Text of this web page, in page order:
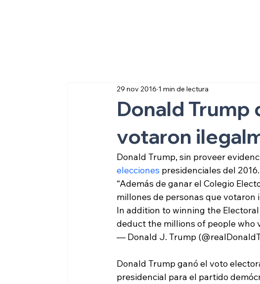
Donald Trump
votaron
29 nov 2016 1 min de lectura
Donald Trump, sin proveer
elecciones presidenciales del 2016.
“Además de ganar el Colegio
millones de personas que votaron
In addition to winning the
deduct the millions of people who
— Donald J. Trump
Donald Trump ganó el voto
presidencial para el partido